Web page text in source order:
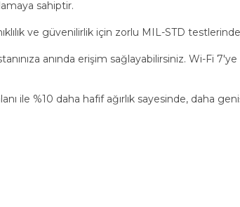
sahiptir.
ve güvenilirlik için zorlu MIL-STD
anında erişim sağlayabilirsiniz. Wi-Fi 7'ye
ile %10 daha hafif ağırlık sayesinde, daha